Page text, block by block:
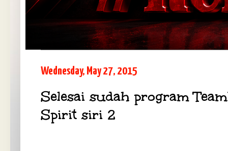
Wednesday, May 27, 2015
Selesai sudah program
Spirit siri 2